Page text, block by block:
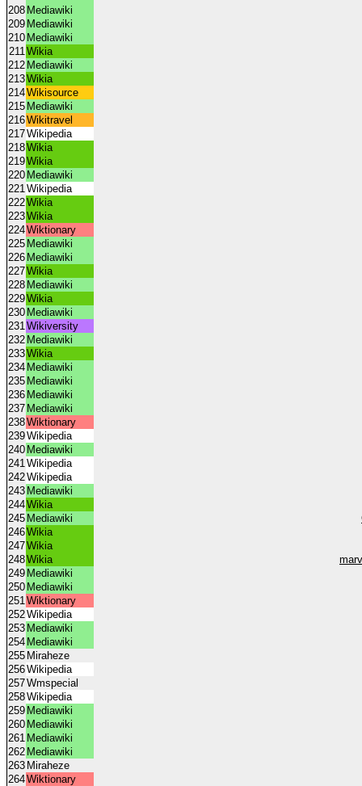
208 Mediawiki
209 Mediawiki
210 Mediawiki
211Wikia
212 Mediawiki
213Wikia
214Wikisource
215 Mediawiki
216Wikitravel
217Wikipedia
218Wikia
219Wikia
220 Mediawiki
221Wikipedia
222Wikia
223Wikia
224Wiktionary
225 Mediawiki
226 Mediawiki
227Wikia
228 Mediawiki
229Wikia
230 Mediawiki
231Wikiversity
232 Mediawiki
233Wikia
234 Mediawiki
235 Mediawiki
236 Mediawiki
237 Mediawiki
238Wiktionary
239Wikipedia
240 Mediawiki
241Wikipedia
242Wikipedia
243 Mediawiki
244Wikia
245 Mediawiki
246Wikia
247Wikia
248Wikia
249 Mediawiki
250 Mediawiki
251Wiktionary
252Wikipedia
253 Mediawiki
254 Mediawiki
255 Miraheze
256Wikipedia
257Wmspecial
258Wikipedia
259 Mediawiki
260 Mediawiki
261 Mediawiki
262 Mediawiki
263 Miraheze
264Wiktionary